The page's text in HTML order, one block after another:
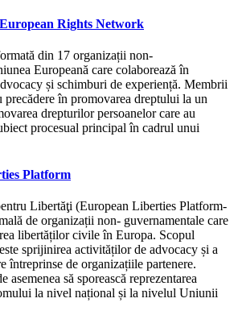
Rights Network
din 17 organizații non-
Europeană care colaborează în
și schimburi de experiență. Membrii
precădere în promovarea dreptului la un
drepturilor persoanelor care au
procesual principal în cadrul unui
Platform
Libertăţi (European Liberties Platform-
de organizații non- guvernamentale care
libertăților civile în Europa. Scopul
sprijinirea activităților de advocacy și a
întreprinse de organizațiile partenere.
asemenea să sporească reprezentarea
la nivel național și la nivelul Uniunii